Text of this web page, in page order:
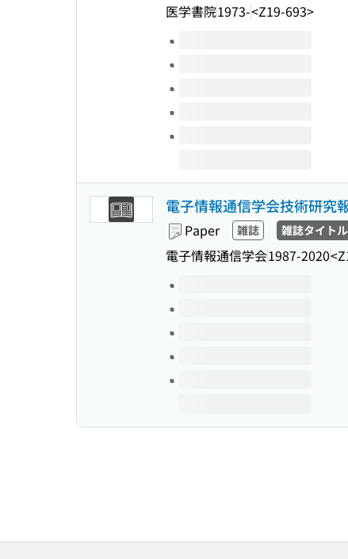
医学書院1973-<Z19-693>
Volumes of this title
電子情報通信学会技術研究
Paper 雑誌 雑誌タイトル
電子情報通信学会1987-2020
Volumes of this title